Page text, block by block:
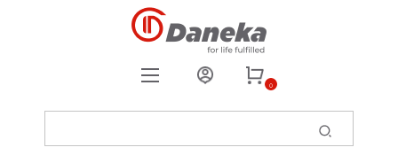
0